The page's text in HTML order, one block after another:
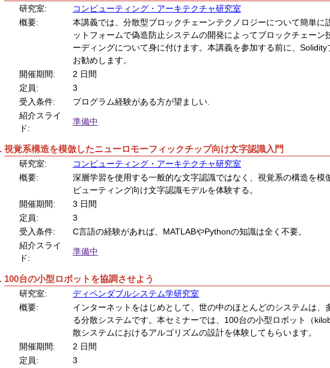
研究室:
コンピューティング・アーキテクチャ研究室
概要:
本講義では、分散型ブロックチェーンテクノロジーについて簡単に
ットフォームで偽造防止システムの開発によってブロックチェーン
ーディングについて身に付けます。本講義を参加する前に、
お勧めします。
開催期間:
2 日間
定員:
3
受入条件:
プログラム経験がある方が望ましい.
紹介スライ
ド:
準備中
視覚系構造を模倣したニューロモーフィックチップ向け文字認識入門
研究室:
コンピューティング・アーキテクチャ研究室
概要:
深層学習を使用する一般的な文字認識ではなく、視覚系の構造を模
ピューティング向け文字認識モデルを体験する。
開催期間:
3 日間
定員:
3
受入条件:
C言語の経験があれば、MATLABやPythonの知識は全く不要。
紹介スライ
ド:
準備中
100台の小型ロボットを協調させよう
研究室:
ディペンダブルシステム学研究室
概要:
インターネットをはじめとして、世の中のほとんどのシステムは、
る分散システムです。本セミナーでは、100台の小型ロボット（
散システムにおけるアルゴリズムの設計を体験してもらいます。
開催期間:
2 日間
定員:
3